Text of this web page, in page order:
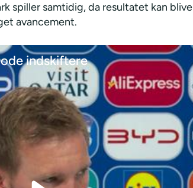
spiller samtidig, da resultatet kan blive
avancement.
indskiftere